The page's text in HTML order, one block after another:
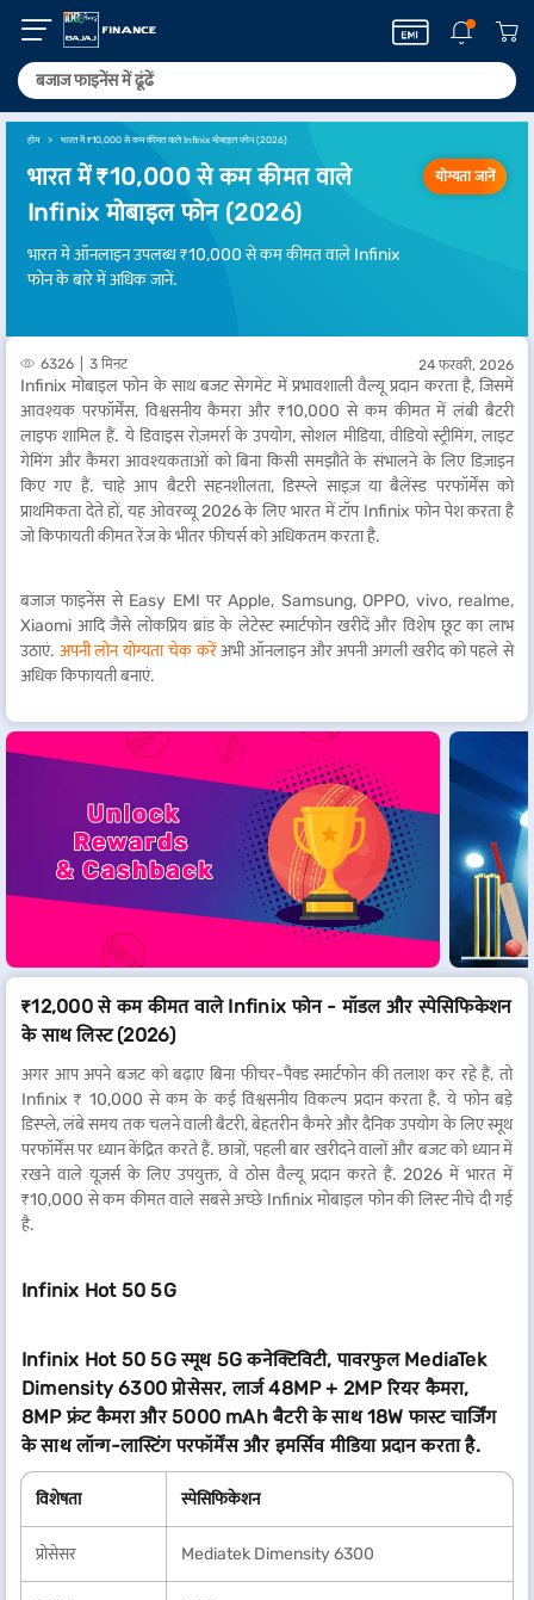
होम भारत में ₹10,000 से कम कीमत वाले Infinix मोबाइल फोन (2026)
भारत में ₹10,000 से कम कीमत वाले
Infinix मोबाइल फोन (2026)
भारत में ऑनलाइन उपलब्ध ₹10,000 से कम कीमत वाले Infinix
फोन के बारे में अधिक जानें.
योग्यता जानें
6326 3 मिनट 24 फरवरी, 2026
Infinix मोबाइल फोन के साथ बजट सेगमेंट में प्रभावशाली वैल्यू प्रदान करता है, जिसमें
आवश्यक परफॉर्मेंस, विश्वसनीय कैमरा और ₹10,000 से कम कीमत में लंबी बैटरी
लाइफ शामिल हैं. ये डिवाइस रोज़मर्रा के उपयोग, सोशल मीडिया, वीडियो स्ट्रीमिंग, लाइट
गेमिंग और कैमरा आवश्यकताओं को बिना किसी समझौते के संभालने के लिए डिज़ाइन
किए गए हैं. चाहे आप बैटरी सहनशीलता, डिस्प्ले साइज़ या बैलेंस्ड परफॉर्मेंस को
प्राथमिकता देते हों, यह ओवरव्यू 2026 के लिए भारत में टॉप Infinix फोन पेश करता है
जो किफायती कीमत रेंज के भीतर फीचर्स को अधिकतम करता है.
बजाज फाइनेंस से Easy EMI पर Apple, Samsung, OPPO, vivo, realme,
Xiaomi आदि जैसे लोकप्रिय ब्रांड के लेटेस्ट स्मार्टफोन खरीदें और विशेष छूट का लाभ
उठाएं. अपनी लोन योग्यता चेक करेंअभी ऑनलाइन और अपनी अगली खरीद को पहले से
अधिक किफायती बनाएं.
₹12,000 से कम कीमत वाले Infinix फोन - मॉडल और स्पेसिफिकेशन
के साथ लिस्ट (2026)
अगर आप अपने बजट को बढ़ाए बिना फीचर-पैक्ड स्मार्टफोन की तलाश कर रहे हैं, तो
Infinix ₹ 10,000 से कम के कई विश्वसनीय विकल्प प्रदान करता है. ये फोन बड़े
डिस्प्ले, लंबे समय तक चलने वाली बैटरी, बेहतरीन कैमरे और दैनिक उपयोग के लिए स्मूथ
परफॉर्मेंस पर ध्यान केंद्रित करते हैं. छात्रों, पहली बार खरीदने वालों और बजट को ध्यान में
रखने वाले यूज़र्स के लिए उपयुक्त, वे ठोस वैल्यू प्रदान करते हैं. 2026 में भारत में
₹10,000 से कम कीमत वाले सबसे अच्छे Infinix मोबाइल फोन की लिस्ट नीचे दी गई
है.
Infinix Hot 50 5G
Infinix Hot 50 5G स्मूथ 5G कनेक्टिविटी, पावरफुल MediaTek
Dimensity 6300 प्रोसेसर, लार्ज 48MP + 2MP रियर कैमरा,
8MP फ्रंट कैमरा और 5000 mAh बैटरी के साथ 18W फास्ट चार्जिंग
के साथ लॉन्ग-लास्टिंग परफॉर्मेंस और इमर्सिव मीडिया प्रदान करता है.
विशेषता स्पेसिफिकेशन
प्रोसेसर Mediatek Dimensity 6300